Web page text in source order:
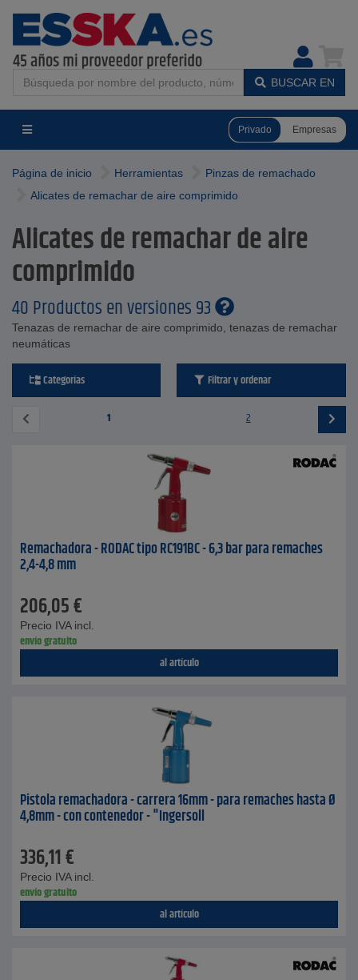
BUSCAR EN
Privado Empresas
Página de inicio Herramientas
Pinzas de remachado
Alicates de remachar de aire comprimido
Alicates de remachar de aire
comprimido
40 Productos en versiones 93
Tenazas de remachar de aire comprimido, tenazas de remachar
neumáticas
Categorías Filtrar y ordenar
1 2
Remachadora - RODAC tipo RC191BC - 6,3 bar para remaches
2,4-4,8 mm
206,05€
Precio IVA incl.
envío gratuito
al artículo
Pistola remachadora - carrera 16mm - para remaches hasta Ø
4,8mm - con contenedor - "Ingersoll
336,11€
Precio IVA incl.
envío gratuito
al artículo